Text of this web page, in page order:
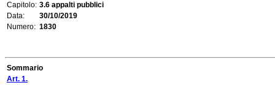
Capitolo: 3.6 appalti pubblici
Data:
30/10/2019
Numero: 1830
Sommario
Art. 1.